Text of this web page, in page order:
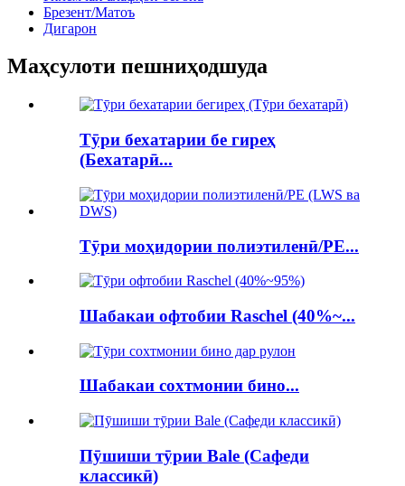
Брезент/Матоъ
Дигарон
Маҳсулоти пешниҳодшуда
Тӯри бехатарии бе гиреҳ
(Бехатарӣ...
Тӯри моҳидории полиэтиленӣ/PE...
Шабакаи офтобии Raschel (40%~...
Шабакаи сохтмонии бино...
Пӯшиши тӯрии Bale (Сафеди
классикӣ)